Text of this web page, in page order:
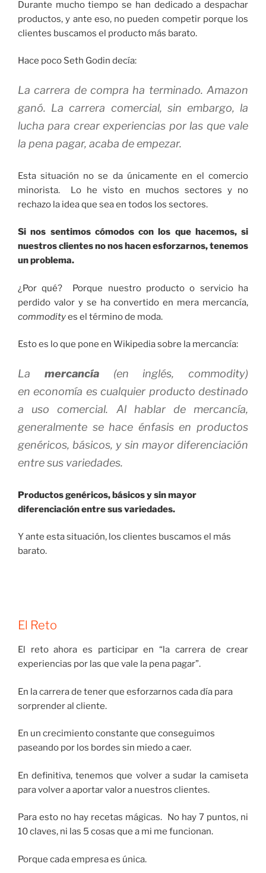
Durante mucho tiempo se han dedicado a despachar
productos, y ante eso, no pueden competir porque los
clientes buscamos el producto más barato.
Hace poco Seth Godin decía:
La carrera de compra ha terminado. Amazon
ganó. La carrera comercial, sin embargo, la
lucha para crear experiencias por las que vale
la pena pagar, acaba de empezar.
Esta situación no se da únicamente en el comercio
minorista. Lo he visto en muchos sectores y no
rechazo la idea que sea en todos los sectores.
Si nos sentimos cómodos con los que hacemos, si
nuestros clientes no nos hacen esforzarnos, tenemos
un problema.
¿Por qué? Porque nuestro producto o servicio ha
perdido valor y se ha convertido en mera mercancía,
commodityes el término de moda.
Esto es lo que pone en Wikipedia sobre la mercancía:
La mercancía(en inglés, commodity)
en economía es cualquier producto destinado
a uso comercial. Al hablar de mercancía,
generalmente se hace énfasis en productos
genéricos, básicos, y sin mayor diferenciación
entre sus variedades.
Productos genéricos, básicos y sin mayor
diferenciación entre sus variedades.
Y ante esta situación, los clientes buscamos el más
barato.
El Reto
El reto ahora es participar en “la carrera de crear
experiencias por las que vale la pena pagar”.
En la carrera de tener que esforzarnos cada día para
sorprender al cliente.
En un crecimiento constante que conseguimos
paseando por los bordes sin miedo a caer.
En definitiva, tenemos que volver a sudar la camiseta
para volver a aportar valor a nuestros clientes.
Para esto no hay recetas mágicas. No hay 7 puntos, ni
10 claves, ni las 5 cosas que a mi me funcionan.
Porque cada empresa es única.